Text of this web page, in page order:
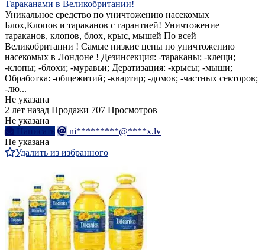
Тараканами в Великобритании!
Уникальное средство по уничтожению насекомых
Блох,Клопов и тараканов с гарантией! Уничтожение
тараканов, клопов, блох, крыс, мышей По всей
Великобритании ! Самые низкие цены по уничтожению
насекомых в Лондоне ! Дезинсекция: -тараканы; -клещи;
-клопы; -блохи; -муравьи; Дератизация: -крысы; -мыши;
Обработка: -общежитий; -квартир; -домов; -частных секторов;
-лю...
Не указана
2 лет назад Продажи 707 Просмотров
Не указана
Написать
ni*********@****x.lv
Не указана
Удалить из избранного